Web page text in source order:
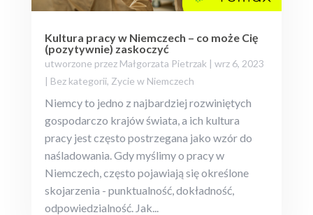
Kultura pracy w Niemczech – co może Cię
(pozytywnie) zaskoczyć
utworzone przez Małgorzata Pietrzak | wrz 6, 2023
| Bez kategorii, Zycie w Niemczech
Niemcy to jedno z najbardziej rozwiniętych
gospodarczo krajów świata, a ich kultura
pracy jest często postrzegana jako wzór do
naśladowania. Gdy myślimy o pracy w
Niemczech, często pojawiają się określone
skojarzenia - punktualność, dokładność,
odpowiedzialność. Jak...